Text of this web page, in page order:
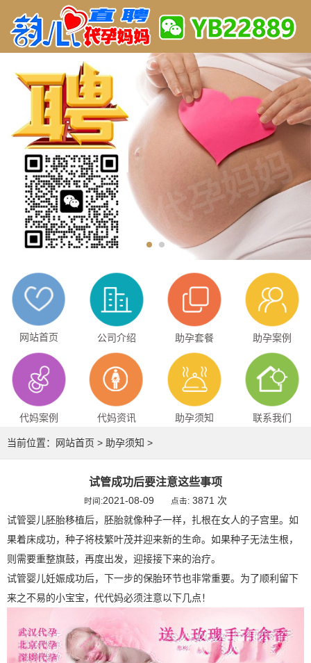
网站首页 公司介绍 助孕套餐 助孕案例
代妈案例 代妈资讯 助孕须知 联系我们
当前位置： 网站首页 > 助孕须知 >
试管成功后要注意这些事项
时间:2021-08-09 点击: 3871 次
试管婴儿胚胎移植后，胚胎就像种子一样，扎根在女人的子宫里。如
果着床成功，种子将枝繁叶茂并迎来新的生命。如果种子无法生根，
则需要重整旗鼓，再度出发，迎接接下来的治疗。
试管婴儿妊娠成功后，下一步的保胎环节也非常重要。为了顺利留下
来之不易的小宝宝，代代妈必须注意以下几点！